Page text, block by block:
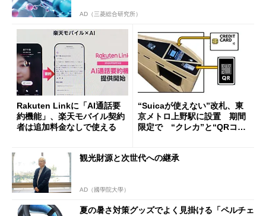
AD（三菱総合研究所）
Rakuten Linkに「AI通話要
約機能」、楽天モバイル契約
者は追加料金なしで使える
“Suicaが使えない”改札、東
京メトロ上野駅に設置 期間
限定で “クレカ”と“QRコー
観光財源と次世代への継承
AD（國學院大學）
夏の暑さ対策グッズでよく見掛ける「ペルチェ